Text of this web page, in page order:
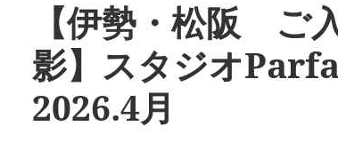
【伊勢・松阪 ご
影】スタジオ
2026.4月